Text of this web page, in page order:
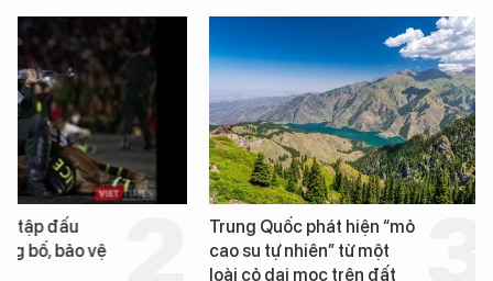
Trung Quốc phát hiện “mỏ
cao su tự nhiên” từ một
Loạt dự án bất động
Đà Nẵng sắp bị kiểm